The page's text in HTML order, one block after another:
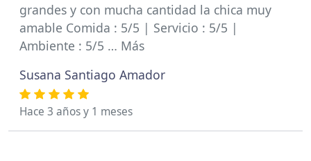
grandes y con mucha cantidad la chica muy
amable Comida : 5/5 | Servicio : 5/5 |
Ambiente : 5/5 … Más
Susana Santiago Amador
Hace 3 años y 1 meses